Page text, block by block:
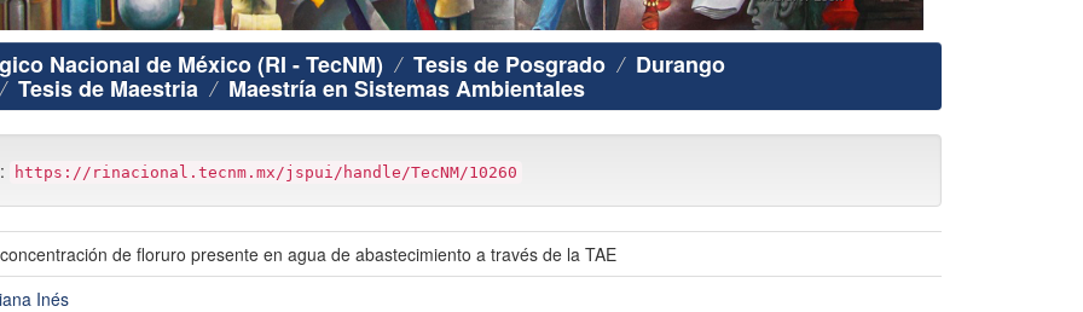
Nacional de México (RI - TecNM) Tesis de Posgrado Durango
Tesis de Maestria Maestría en Sistemas Ambientales
https://rinacional.tecnm.mx/jspui/handle/TecNM/10260
de floruro presente en agua de abastecimiento a través de la TAE
Inés